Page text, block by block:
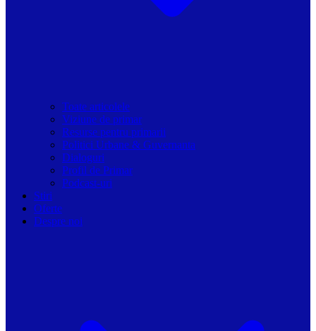
Toate articolele
Viziune de primar
Resurse pentru primarii
Politici Urbane & Guvernanta
Dialoguri
Profil de Primar
Podcast-uri
Stiri
Oferte
Despre noi